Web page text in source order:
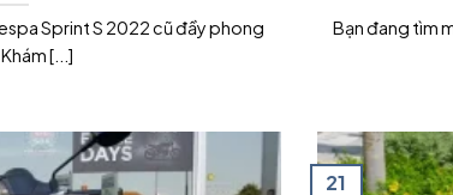
Sprint S 2022 cũ đầy phong
[...]
Bạn đang tìm
21